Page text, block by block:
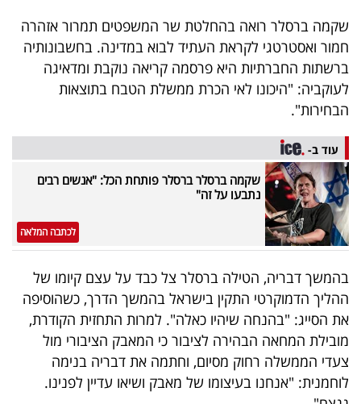
UNDER
40
שיתופי
פעולה
דרושים
מייל
אדום
שקמה ברסלר רואה בהחלטת שר המשפטים תמרור אזהרה
חמור ואסטרטגי לקראת העתיד לבוא במדינה. בחשבונותיה
ברשתות החברתיות היא פרסמה קריאה נוקבת ומדאיגה
לעוקביה: "היכונו לאי הכרת ממשלת הטבח בתוצאות
הבחירות".
עוד ב-
שקמה ברסלר ברסלר פותחת הכל: "אנשים רבים
נתבעו על זה"
לכתבה המלאה
בהמשך דבריה, הטילה ברסלר צל כבד על עצם קיומו של
ההליך הדמוקרטי התקין בישראל בהמשך הדרך, כשהוסיפה
את הסייג: "בהנחה שיהיו כאלה". למרות התחזית הקודרת,
מובילת המחאה הבהירה לציבור כי המאבק הציבורי מול
צעדי הממשלה רחוק מסיום, וחתמה את דבריה בנימה
לוחמנית: "אנחנו בעיצומו של מאבק ושיאו עדיין לפנינו.